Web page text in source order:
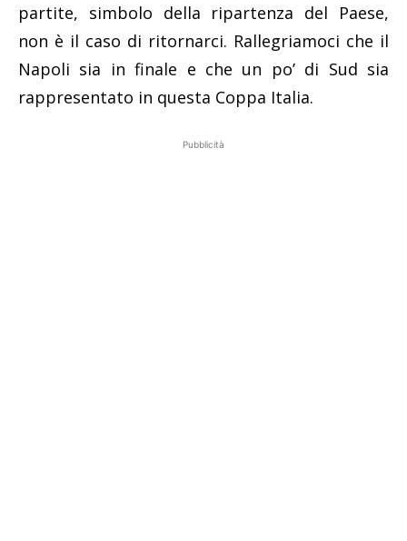
partite, simbolo della ripartenza del Paese,
non è il caso di ritornarci. Rallegriamoci che il
Napoli sia in finale e che un po’ di Sud sia
rappresentato in questa Coppa Italia.
Pubblicità